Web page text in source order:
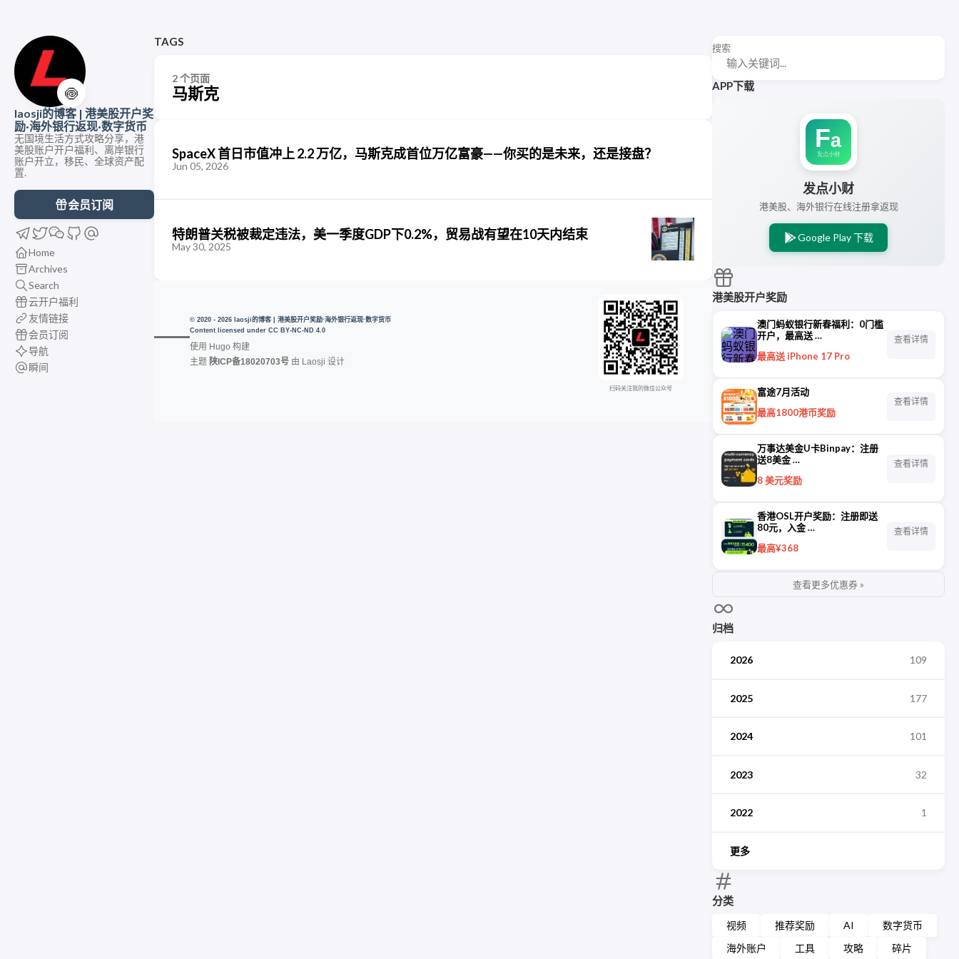
🍥
laosji的博客 | 港美股开户奖
励·海外银行返现·数字货币
无国境生活方式攻略分享，港
美股账户开户福利、离岸银行
账户开立，移民、全球资产配
置.
会员订阅
Home
Archives
Search
云开户福利
友情链接
会员订阅
导航
瞬间
搜索
APP下载
发点小财
港美股、海外银行在线注册拿返现
Google Play 下载
港美股开户奖励
澳门蚂蚁银行新春福利：0门槛
开户，最高送 …
最高送 iPhone 17 Pro
查看详情
富途7月活动
最高1800港币奖励
查看详情
万事达美金U卡Binpay：注册
送8美金 …
8 美元奖励
查看详情
香港OSL开户奖励：注册即送
80元，入金 …
最高¥368
查看详情
查看更多优惠券 »
归档
2026 109
2025 177
2024 101
2023 32
2022 1
更多
分类
视频 推荐奖励 AI
数字货币
海外账户
工具 攻略 碎片
TAGS
2 个页面
马斯克
SpaceX 首日市值冲上 2.2 万亿，马斯克成首位万亿富豪——你买的是未来，还是接盘？
Jun 05, 2026
特朗普关税被裁定违法，美一季度GDP下0.2%，贸易战有望在10天内结束
May 30, 2025
© 2020 - 2026 laosji的博客 | 港美股开户奖励·海外银行返现·数字货币
Content licensed under CC BY-NC-ND 4.0
使用 Hugo 构建
主题 陕ICP备18020703号由 Laosji 设计
扫码关注我的微信公众号